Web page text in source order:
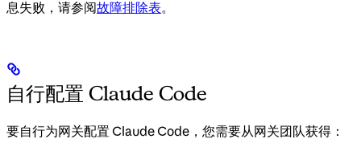
息失败，请参阅故障排除表。
自行配置 Claude Code
要自行为网关配置 Claude Code，您需要从网关团队获得：